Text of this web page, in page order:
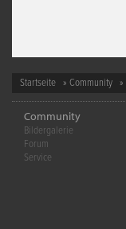
Startseite » Community »
Community
Bildergalerie
Forum
Service